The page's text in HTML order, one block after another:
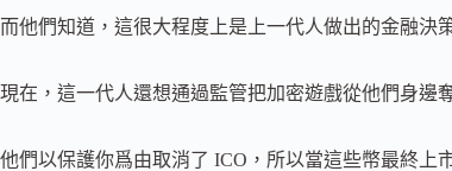
而他們知道，這很大程度上是上一代人做出的金融決
現在，這一代人還想通過監管把加密遊戲從他們身邊
他們以保護你爲由取消了 ICO，所以當這些幣最終上